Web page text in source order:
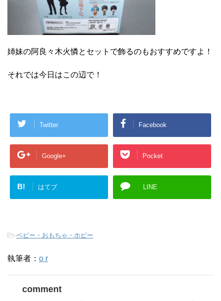
姉妹の阿良々木火憐とセットで飾るのもおすすめですよ！
それでは今日はこの辺で！
Twitter Facebook
Google+ Pocket
B! はてブ LINE
-ベビー・おもちゃ・ホビー
執筆者： o r
comment